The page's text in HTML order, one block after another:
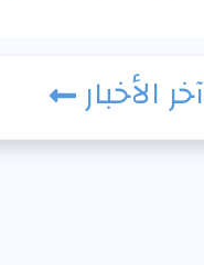
آخر الأخبار